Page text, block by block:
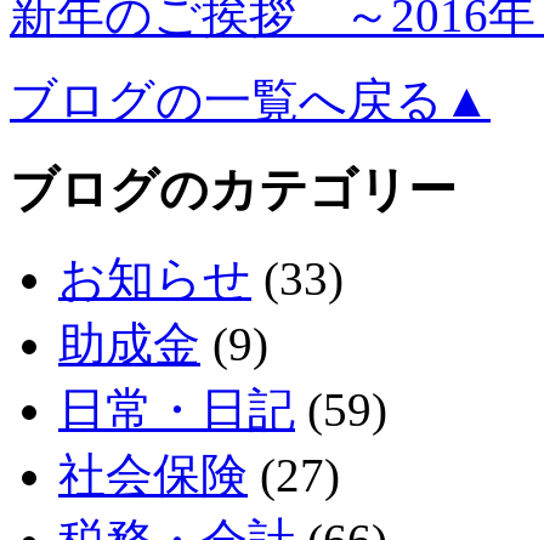
新年のご挨拶 ～2016年
ブログの一覧へ戻る▲
ブログのカテゴリー
お知らせ (33)
助成金 (9)
日常・日記 (59)
社会保険 (27)